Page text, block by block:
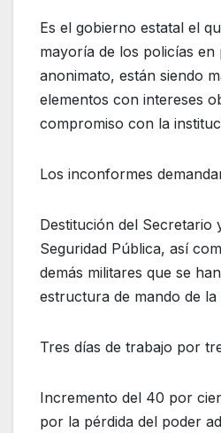
Es el gobierno estatal el
mayoría de los policías en
anonimato, están siendo
elementos con intereses
compromiso con la
Los inconformes
Destitución del Secretario
Seguridad Pública, así
demás militares que se
estructura de mando de la
Tres días de trabajo por
Incremento del 40 por
por la pérdida del poder